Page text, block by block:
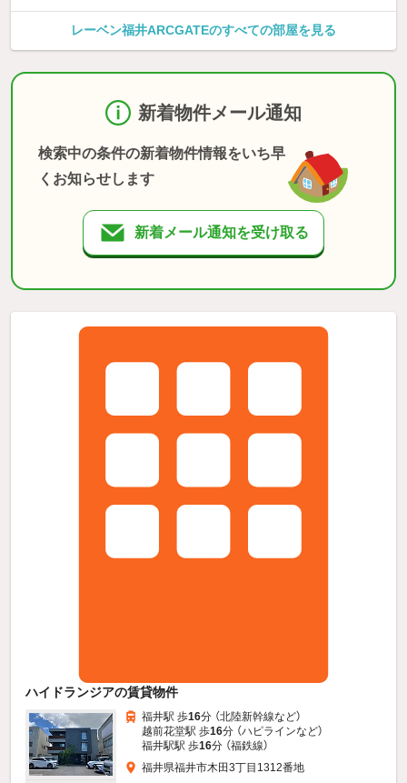
レーベン福井ARCGATEのすべての部屋を見る
新着物件メール通知
検索中の条件の新着物件情報をいち早
くお知らせします
新着メール通知を受け取る
ハイドランジアの賃貸物件
福井駅 歩16分 （北陸新幹線など）
越前花堂駅 歩16分 （ハピラインなど）
福井駅駅 歩16分 （福鉄線）
福井県福井市木田3丁目1312番地